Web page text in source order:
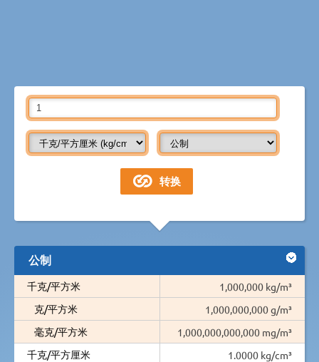
公制
千克/平方米
1,000,000 kg/m³
克/平方米
1,000,000,000 g/m³
毫克/平方米
1,000,000,000,000 mg/m³
千克/平方厘米
1.0000 kg/cm³